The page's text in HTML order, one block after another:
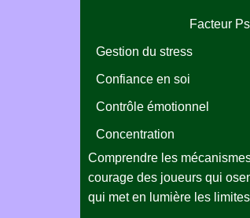
Facteur
Gestion du stress
Confiance en soi
Contrôle émotionnel
Concentration
Comprendre les
courage des joueurs qui
qui met en lumière les